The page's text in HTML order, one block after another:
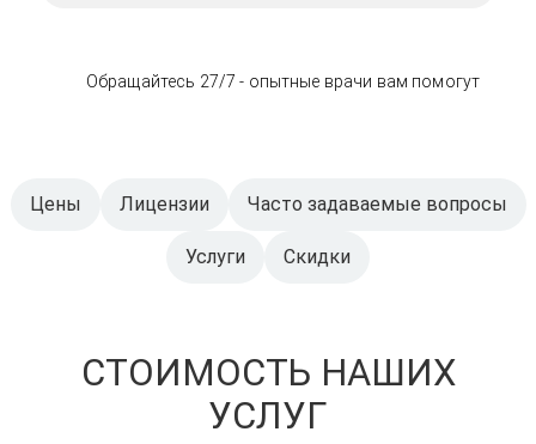
Обращайтесь 27/7 - опытные врачи вам помогут
Цены Лицензии Часто задаваемые вопросы
Услуги Скидки
СТОИМОСТЬ НАШИХ
УСЛУГ